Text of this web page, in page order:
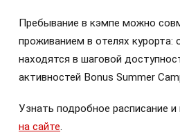
Пребывание в кэмпе можно
проживанием в отелях курорта:
находятся в шаговой
активностей Bonus Summer
Узнать подробное расписание
на сайте